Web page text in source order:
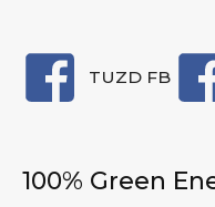
TUZD FB
100% Green